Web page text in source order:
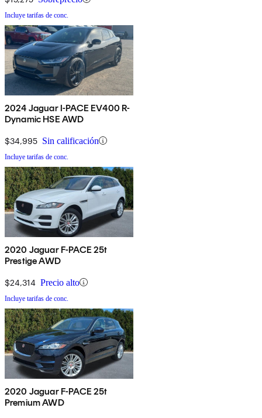
Incluye tarifas de conc.
2024 Jaguar I-PACE EV400 R-
Dynamic HSE AWD
$34,995 Sin calificación
Incluye tarifas de conc.
2020 Jaguar F-PACE 25t
Prestige AWD
$24,314 Precio alto
Incluye tarifas de conc.
2020 Jaguar F-PACE 25t
Premium AWD